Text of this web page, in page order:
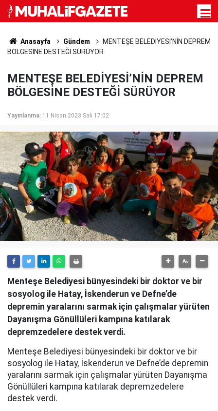
Anasayfa Gündem
MENTEŞE BELEDİYESİ’NİN DEPREM
BÖLGESİNE DESTEĞİ SÜRÜYOR
MENTEŞE BELEDİYESİ’NİN DEPREM
BÖLGESİNE DESTEĞİ SÜRÜYOR
Yayınlanma: 11 Nisan 2023 Salı 17:02
Menteşe Belediyesi bünyesindeki bir doktor ve bir
sosyolog ile Hatay, İskenderun ve Defne’de
depremin yaralarını sarmak için çalışmalar yürüten
Dayanışma Gönüllüleri kampına katılarak
depremzedelere destek verdi.
Menteşe Belediyesi bünyesindeki bir doktor ve bir
sosyolog ile Hatay, İskenderun ve Defne’de depremin
yaralarını sarmak için çalışmalar yürüten Dayanışma
Gönüllüleri kampına katılarak depremzedelere
destek verdi.